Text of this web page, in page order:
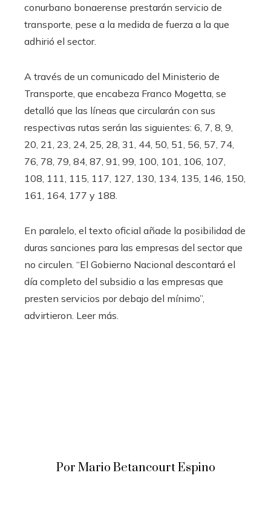
conurbano bonaerense prestarán servicio de
transporte, pese a la medida de fuerza a la que
adhirió el sector.
A través de un comunicado del Ministerio de
Transporte, que encabeza Franco Mogetta, se
detalló que las líneas que circularán con sus
respectivas rutas serán las siguientes: 6, 7, 8, 9,
20, 21, 23, 24, 25, 28, 31, 44, 50, 51, 56, 57, 74,
76, 78, 79, 84, 87, 91, 99, 100, 101, 106, 107,
108, 111, 115, 117, 127, 130, 134, 135, 146, 150,
161, 164, 177 y 188.
En paralelo, el texto oficial añade la posibilidad de
duras sanciones para las empresas del sector que
no circulen. “El Gobierno Nacional descontará el
día completo del subsidio a las empresas que
presten servicios por debajo del mínimo”,
advirtieron. Leer más.
Por Mario Betancourt Espino